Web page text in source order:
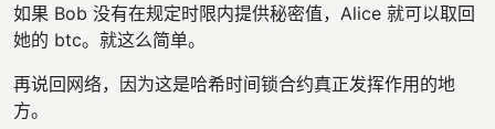
如果 Bob 没有在规定时限内提供秘密值，Alice 就可以取回
她的 btc。就这么简单。
再说回网络，因为这是哈希时间锁合约真正发挥作用的地
方。